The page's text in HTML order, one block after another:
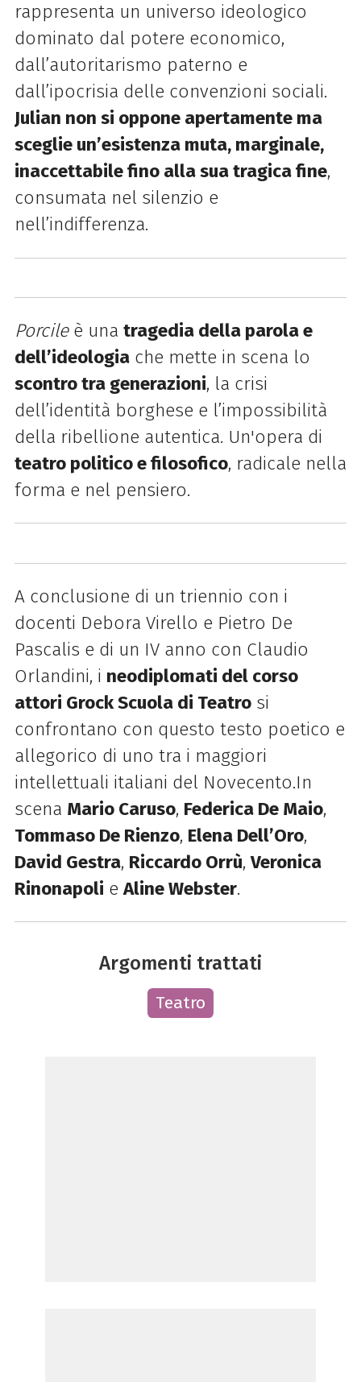
rappresenta un universo ideologico
dominato dal potere economico,
dall’autoritarismo paterno e
dall’ipocrisia delle convenzioni sociali.
Julian non si oppone apertamente ma
sceglie un’esistenza muta, marginale,
inaccettabile fino alla sua tragica fine,
consumata nel silenzio e
nell’indifferenza.
Porcile è una tragedia della parola e
dell’ideologiache mette in scena lo
scontro tra generazioni, la crisi
dell’identità borghese e l’impossibilità
della ribellione autentica. Un'opera di
teatro politico e filosofico, radicale nella
forma e nel pensiero.
A conclusione di un triennio con i
docenti Debora Virello e Pietro De
Pascalis e di un IV anno con Claudio
Orlandini, i neodiplomati del corso
attori Grock Scuola di Teatrosi
confrontano con questo testo poetico e
allegorico di uno tra i maggiori
intellettuali italiani del Novecento.In
scena Mario Caruso, Federica De Maio,
Tommaso De Rienzo, Elena Dell’Oro,
David Gestra, Riccardo Orrù,Veronica
Rinonapoli eAline Webster.
Argomenti trattati
Teatro